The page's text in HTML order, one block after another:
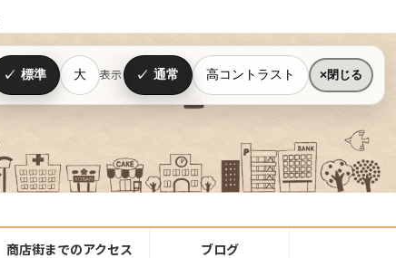
商店街までのアクセス ブログ
標準 大 表示 通常 高コントラスト 閉じる